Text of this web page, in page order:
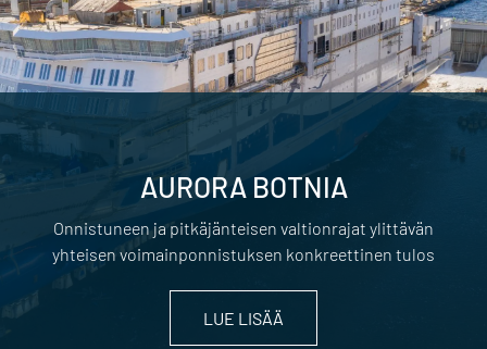
AURORA BOTNIA
Onnistuneen ja pitkäjänteisen valtionrajat ylittävän
yhteisen voimainponnistuksen konkreettinen tulos
LUE LISÄÄ